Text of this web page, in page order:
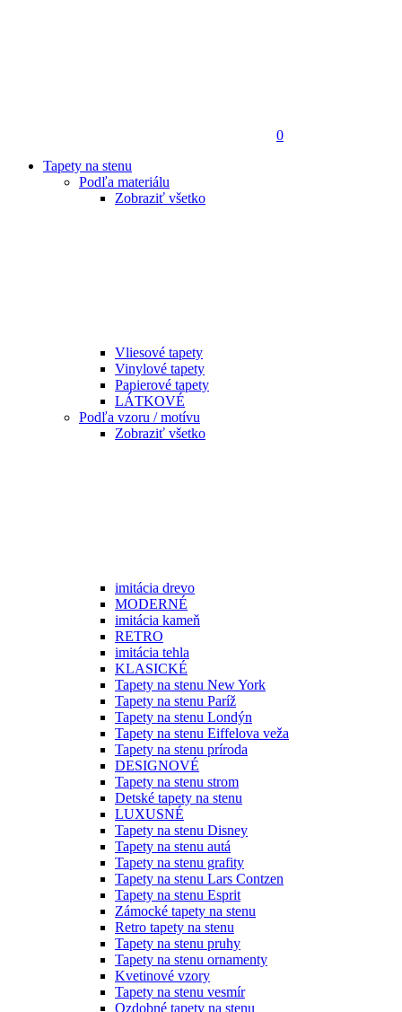
0
Tapety na stenu
Podľa materiálu
Zobraziť všetko
Vliesové tapety
Vinylové tapety
Papierové tapety
LÁTKOVÉ
Podľa vzoru / motívu
Zobraziť všetko
imitácia drevo
MODERNÉ
imitácia kameň
RETRO
imitácia tehla
KLASICKÉ
Tapety na stenu New York
Tapety na stenu Paríž
Tapety na stenu Londýn
Tapety na stenu Eiffelova veža
Tapety na stenu príroda
DESIGNOVÉ
Tapety na stenu strom
Detské tapety na stenu
LUXUSNÉ
Tapety na stenu Disney
Tapety na stenu autá
Tapety na stenu grafity
Tapety na stenu Lars Contzen
Tapety na stenu Esprit
Zámocké tapety na stenu
Retro tapety na stenu
Tapety na stenu pruhy
Tapety na stenu ornamenty
Kvetinové vzory
Tapety na stenu vesmír
Ozdobné tapety na stenu